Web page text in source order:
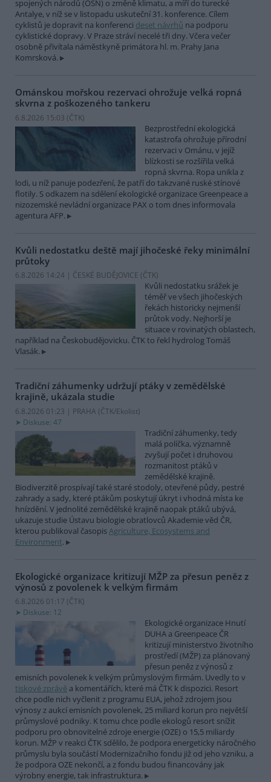
spojených národů (OSN) o změně klimatu, a míří do turecké
Antalye, v níž se v listopadu uskuteční 31. konference. Cílem
cyklistů je dopravit na konferenci deset návrhů na podporu
cyklistické dopravy. V Praze stráví necelé tři dny. Včera večer
osobně přivítala náměstkyně primátora hl. m. Prahy Jana
Komrsková.
Ománskou mořskou rezervaci ohrožuje velká ropná
skvrna z poškozeného tankeru
6.8.2026 15:03 (ČTK)
Bezprostřední ekologická
katastrofa ohrožuje přírodní
rezervaci v Ománu, v jejíž
blízkosti se rozšířila velká
ropná skvrna. Ropa unikla z
lodi, u níž panuje podezření, že patří do takzvané ruské stínové
flotily. S odkazem na sdělení ekologické organizace Greenpeace a
nizozemské nevládní organizace PAX o tom dnes informovala
agentura AFP.
Kvůli nedostatku deště mají jihočeské řeky minimální
průtoky
6.8.2026 14:24 | ČESKÉ BUDĚJOVICE (ČTK)
Kvůli nedostatku srážek je
téměř ve všech jihočeských
řekách historicky nejmenší
průtok vody. Nejhorší je
situace v rovinatých oblastech,
například na Českobudějovicku. ČTK to řekl hydrolog Tomáš
Vlasák.
Tradiční záhumenky udržují ptáky v zemědělské
krajině, ukázala studie
6.8.2026 01:23 | PRAHA (ČTK/Ekolist)
Diskuse: 47
Tradiční záhumenky, tedy
malá políčka, významně
zvyšují počet i druhovou
rozmanitost ptáků v
zemědělské krajině.
Biodiverzitě prospívají také staré stodoly, otevřené půdy, pestré
zahrady a sady, které ptákům poskytují úkryt i vhodná místa ke
hnízdění. V jednolité zemědělské krajině naopak ptáků ubývá,
ukazuje studie Ústavu biologie obratlovců Akademie věd ČR,
kterou publikoval časopisAgriculture, Ecosystems and
Environment.
Ekologické organizace kritizují MŽP za přesun peněz z
výnosů z povolenek k velkým firmám
6.8.2026 01:17 (ČTK)
Diskuse: 12
Ekologické organizace Hnutí
DUHA a Greenpeace ČR
kritizují ministerstvo životního
prostředí (MŽP) za plánovaný
přesun peněz z výnosů z
emisních povolenek k velkým průmyslovým firmám. Uvedly to v
tiskové zprávě a komentářích, které má ČTK k dispozici. Resort
chce podle nich vyčlenit z programu EUA, jehož zdrojem jsou
výnosy z aukcí emisních povolenek, 25 miliard korun pro největší
průmyslové podniky. K tomu chce podle ekologů resort snížit
podporu pro obnovitelné zdroje energie (OZE) o 15,5 miliardy
korun. MŽP v reakci ČTK sdělilo, že podpora energeticky náročného
průmyslu byla součástí Modernizačního fondu již od jeho vzniku, a
že podpora OZE nekončí, a z fondu budou financovány jak
výrobny energie, tak infrastruktura.